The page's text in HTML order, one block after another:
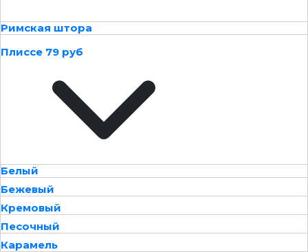
Римская штора
Плиссе 79 руб
Белый
Бежевый
Кремовый
Песочный
Карамель